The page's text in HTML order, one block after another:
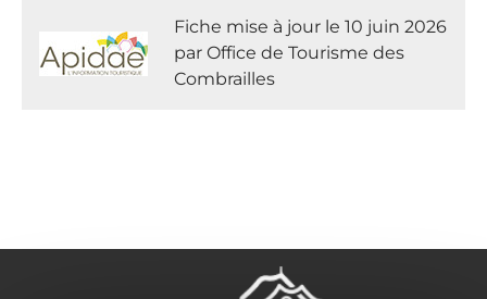
Fiche mise à jour le 10 juin 2026
par Office de Tourisme des
Combrailles